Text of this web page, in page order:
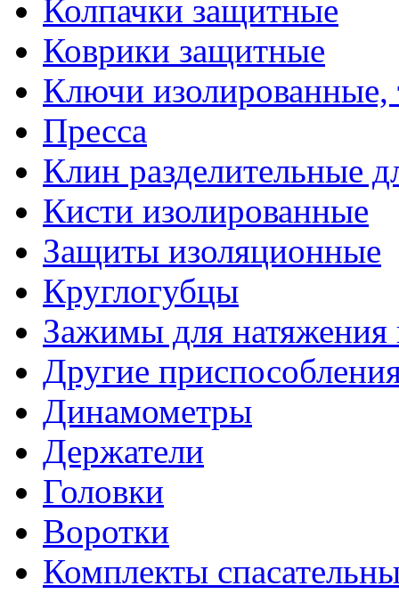
Колпачки защитные
Коврики защитные
Ключи изолированные,
Пресса
Клин разделительные
Кисти изолированные
Защиты изоляционные
Круглогубцы
Зажимы для натяжения
Другие
Динамометры
Держатели
Головки
Воротки
Комплекты